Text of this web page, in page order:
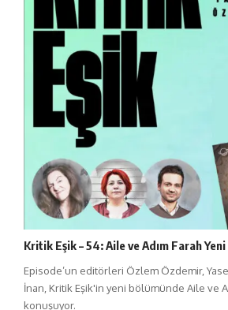
Kritik Eşik – 54: Aile ve Adım Farah
Episode’un editörleri Özlem Özdemir,
İnan, Kritik Eşik'in yeni bölümünde Aile ve
konuşuyor.